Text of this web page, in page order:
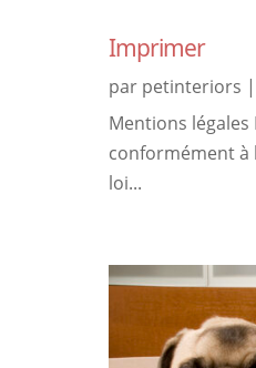
Imprimer
par petinteriors |
Mentions
conformément à
loi...